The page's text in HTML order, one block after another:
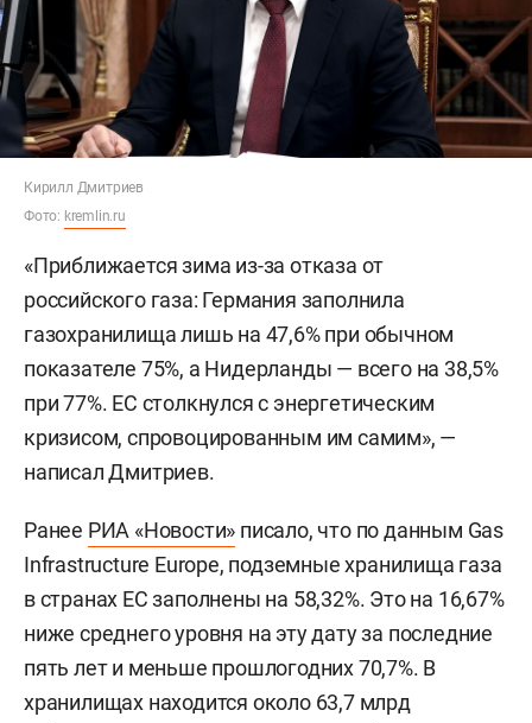
Кирилл Дмитриев
Фото: kremlin.ru
«Приближается зима из-за отказа от
российского газа: Германия заполнила
газохранилища лишь на 47,6% при обычном
показателе 75%, а Нидерланды — всего на 38,5%
при 77%. ЕС столкнулся с энергетическим
кризисом, спровоцированным им самим», —
написал Дмитриев.
Ранее РИА «Новости» писало, что по данным Gas
Infrastructure Europe, подземные хранилища газа
в странах ЕС заполнены на 58,32%. Это на 16,67%
ниже среднего уровня на эту дату за последние
пять лет и меньше прошлогодних 70,7%. В
хранилищах находится около 63,7 млрд